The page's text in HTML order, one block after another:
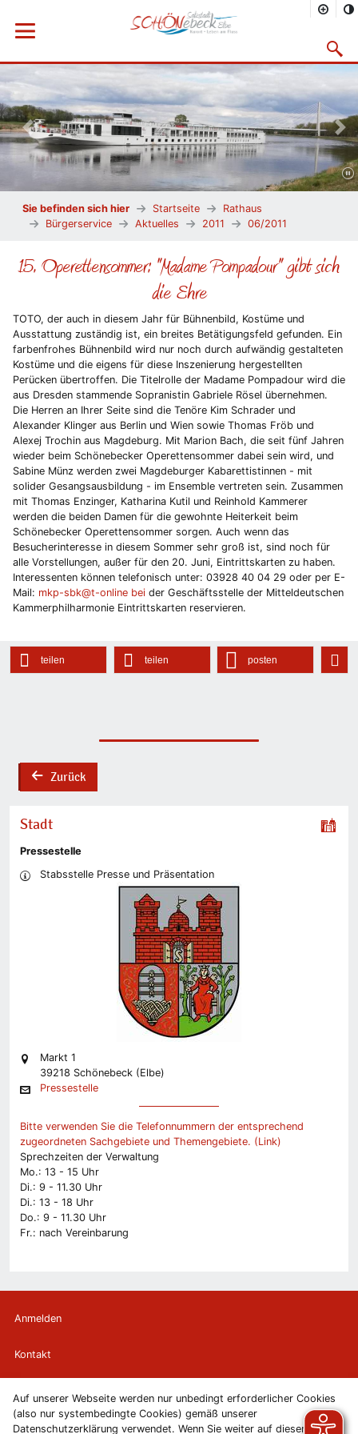
Auf unserer Webseite werden nur unbedingt erforderlicher Cookies
(also nur systembedingte Cookies) gemäß unserer
Datenschutzerklärung verwendet. Wenn Sie weiter auf diesen Seiten
Menü öffnen
Vorheriges Bild
Sie befinden sich hier Startseite
Rathaus
Bürgerservice
Aktuelles 2011 06/2011
15. Operettensommer: "Madame Pompadour" gibt sich
die Ehre
TOTO, der auch in diesem Jahr für Bühnenbild, Kostüme und
Ausstattung zuständig ist, ein breites Betätigungsfeld gefunden. Ein
farbenfrohes Bühnenbild wird nur noch durch aufwändig gestalteten
Kostüme und die eigens für diese Inszenierung hergestellten
Perücken übertroffen. Die Titelrolle der Madame Pompadour wird die
aus Dresden stammende Sopranistin Gabriele Rösel übernehmen.
Die Herren an Ihrer Seite sind die Tenöre Kim Schrader und
Alexander Klinger aus Berlin und Wien sowie Thomas Fröb und
Alexej Trochin aus Magdeburg. Mit Marion Bach, die seit fünf Jahren
wieder beim Schönebecker Operettensommer dabei sein wird, und
Sabine Münz werden zwei Magdeburger Kabarettistinnen - mit
solider Gesangsausbildung - im Ensemble vertreten sein. Zusammen
mit Thomas Enzinger, Katharina Kutil und Reinhold Kammerer
werden die beiden Damen für die gewohnte Heiterkeit beim
Schönebecker Operettensommer sorgen. Auch wenn das
Besucherinteresse in diesem Sommer sehr groß ist, sind noch für
alle Vorstellungen, außer für den 20. Juni, Eintrittskarten zu haben.
Interessenten können telefonisch unter: 03928 40 04 29 oder per E-
Mail: mkp-sbk@t-online bei der Geschäftsstelle der Mitteldeutschen
Kammerphilharmonie Eintrittskarten reservieren.
teilen teilen posten
backZurück
Stadt
Pressestelle
Stabsstelle Presse und Präsentation
Markt 1
39218 Schönebeck (Elbe)
Pressestelle
Bitte verwenden Sie die Telefonnummern der entsprechend
zugeordneten Sachgebiete und Themengebiete. (Link)
Sprechzeiten der Verwaltung
Mo.: 13 - 15 Uhr
Di.: 9 - 11.30 Uhr
Di.: 13 - 18 Uhr
Do.: 9 - 11.30 Uhr
Fr.: nach Vereinbarung
Anmelden
Kontakt
Newsletterabmeldung